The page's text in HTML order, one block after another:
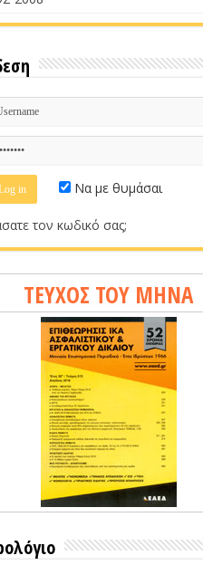
Να με θυμάσαι
τον κωδικό σας;
ΤΕΥΧΟΣ ΤΟΥ ΜΗΝΑ